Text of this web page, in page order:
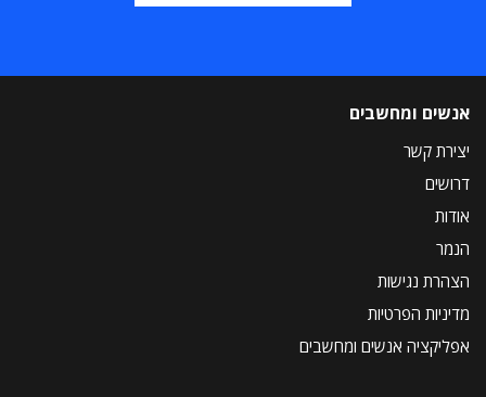
אנשים ומחשבים
יצירת קשר
דרושים
אודות
הנמר
הצהרת נגישות
מדיניות הפרטיות
אפליקציה אנשים ומחשבים